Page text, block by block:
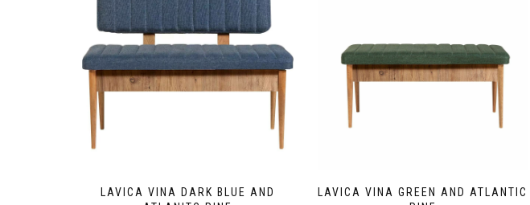
LAVICA VINA DARK BLUE AND
LAVICA VINA GREEN AND ATLANTIC